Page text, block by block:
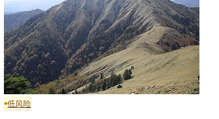
低风险